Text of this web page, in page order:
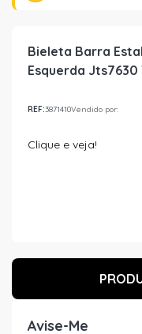
Bieleta Barra
Esquerda Jts7630
REF:3871410Vendido por:
Clique e veja!
Avise-Me